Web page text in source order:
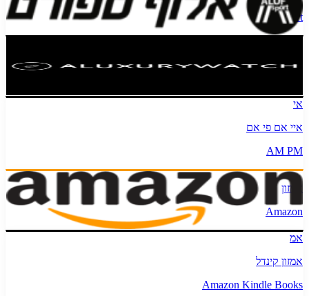
Aluf Sport
אי
איי אם פי אם
AM PM
אמזון
Amazon
אמ
אמזון קינדל
Amazon Kindle Books